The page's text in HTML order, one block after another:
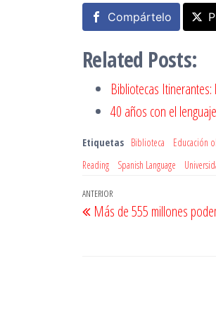
Compártelo
Related Posts:
Bibliotecas
40 años con el
Etiquetas Biblioteca Educación
Reading
Spanish Language
Navegación
de
Entrada
anterior
ANTERIOR
Más de 555 millones